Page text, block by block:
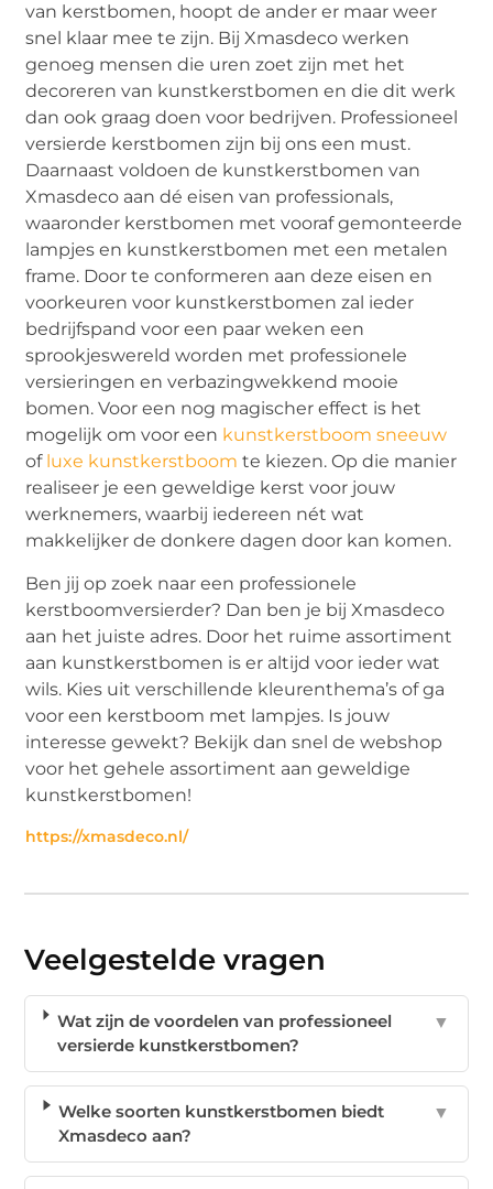
van kerstbomen, hoopt de ander er maar weer
snel klaar mee te zijn. Bij Xmasdeco werken
genoeg mensen die uren zoet zijn met het
decoreren van kunstkerstbomen en die dit werk
dan ook graag doen voor bedrijven. Professioneel
versierde kerstbomen zijn bij ons een must.
Daarnaast voldoen de kunstkerstbomen van
Xmasdeco aan dé eisen van professionals,
waaronder kerstbomen met vooraf gemonteerde
lampjes en kunstkerstbomen met een metalen
frame. Door te conformeren aan deze eisen en
voorkeuren voor kunstkerstbomen zal ieder
bedrijfspand voor een paar weken een
sprookjeswereld worden met professionele
versieringen en verbazingwekkend mooie
bomen. Voor een nog magischer effect is het
mogelijk om voor een kunstkerstboom sneeuw
of luxe kunstkerstboom te kiezen. Op die manier
realiseer je een geweldige kerst voor jouw
werknemers, waarbij iedereen nét wat
makkelijker de donkere dagen door kan komen.
Ben jij op zoek naar een professionele
kerstboomversierder? Dan ben je bij Xmasdeco
aan het juiste adres. Door het ruime assortiment
aan kunstkerstbomen is er altijd voor ieder wat
wils. Kies uit verschillende kleurenthema’s of ga
voor een kerstboom met lampjes. Is jouw
interesse gewekt? Bekijk dan snel de webshop
voor het gehele assortiment aan geweldige
kunstkerstbomen!
https://xmasdeco.nl/
Veelgestelde vragen
Wat zijn de voordelen van professioneel
versierde kunstkerstbomen?
▼
Welke soorten kunstkerstbomen biedt
Xmasdeco aan?
▼